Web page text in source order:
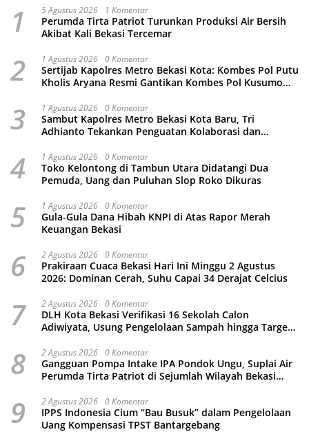
1 5 Agustus 2026 1 Komentar
Perumda Tirta Patriot Turunkan Produksi Air Bersih
Akibat Kali Bekasi Tercemar
2 1 Agustus 2026 0 Komentar
Sertijab Kapolres Metro Bekasi Kota: Kombes Pol Putu
Kholis Aryana Resmi Gantikan Kombes Pol Kusumo
3 1 Agustus 2026 0 Komentar
Sambut Kapolres Metro Bekasi Kota Baru, Tri
Adhianto Tekankan Penguatan Kolaborasi dan
4 1 Agustus 2026 0 Komentar
Toko Kelontong di Tambun Utara Didatangi Dua
Pemuda, Uang dan Puluhan Slop Roko Dikuras
5 1 Agustus 2026 0 Komentar
Gula-Gula Dana Hibah KNPI di Atas Rapor Merah
Keuangan Bekasi
6 2 Agustus 2026 0 Komentar
Prakiraan Cuaca Bekasi Hari Ini Minggu 2 Agustus
2026: Dominan Cerah, Suhu Capai 34 Derajat Celcius
7 2 Agustus 2026 0 Komentar
DLH Kota Bekasi Verifikasi 16 Sekolah Calon
Adiwiyata, Usung Pengelolaan Sampah hingga Target
8 2 Agustus 2026 0 Komentar
Gangguan Pompa Intake IPA Pondok Ungu, Suplai Air
Perumda Tirta Patriot di Sejumlah Wilayah Bekasi
9 2 Agustus 2026 0 Komentar
IPPS Indonesia Cium “Bau Busuk” dalam Pengelolaan
Uang Kompensasi TPST Bantargebang